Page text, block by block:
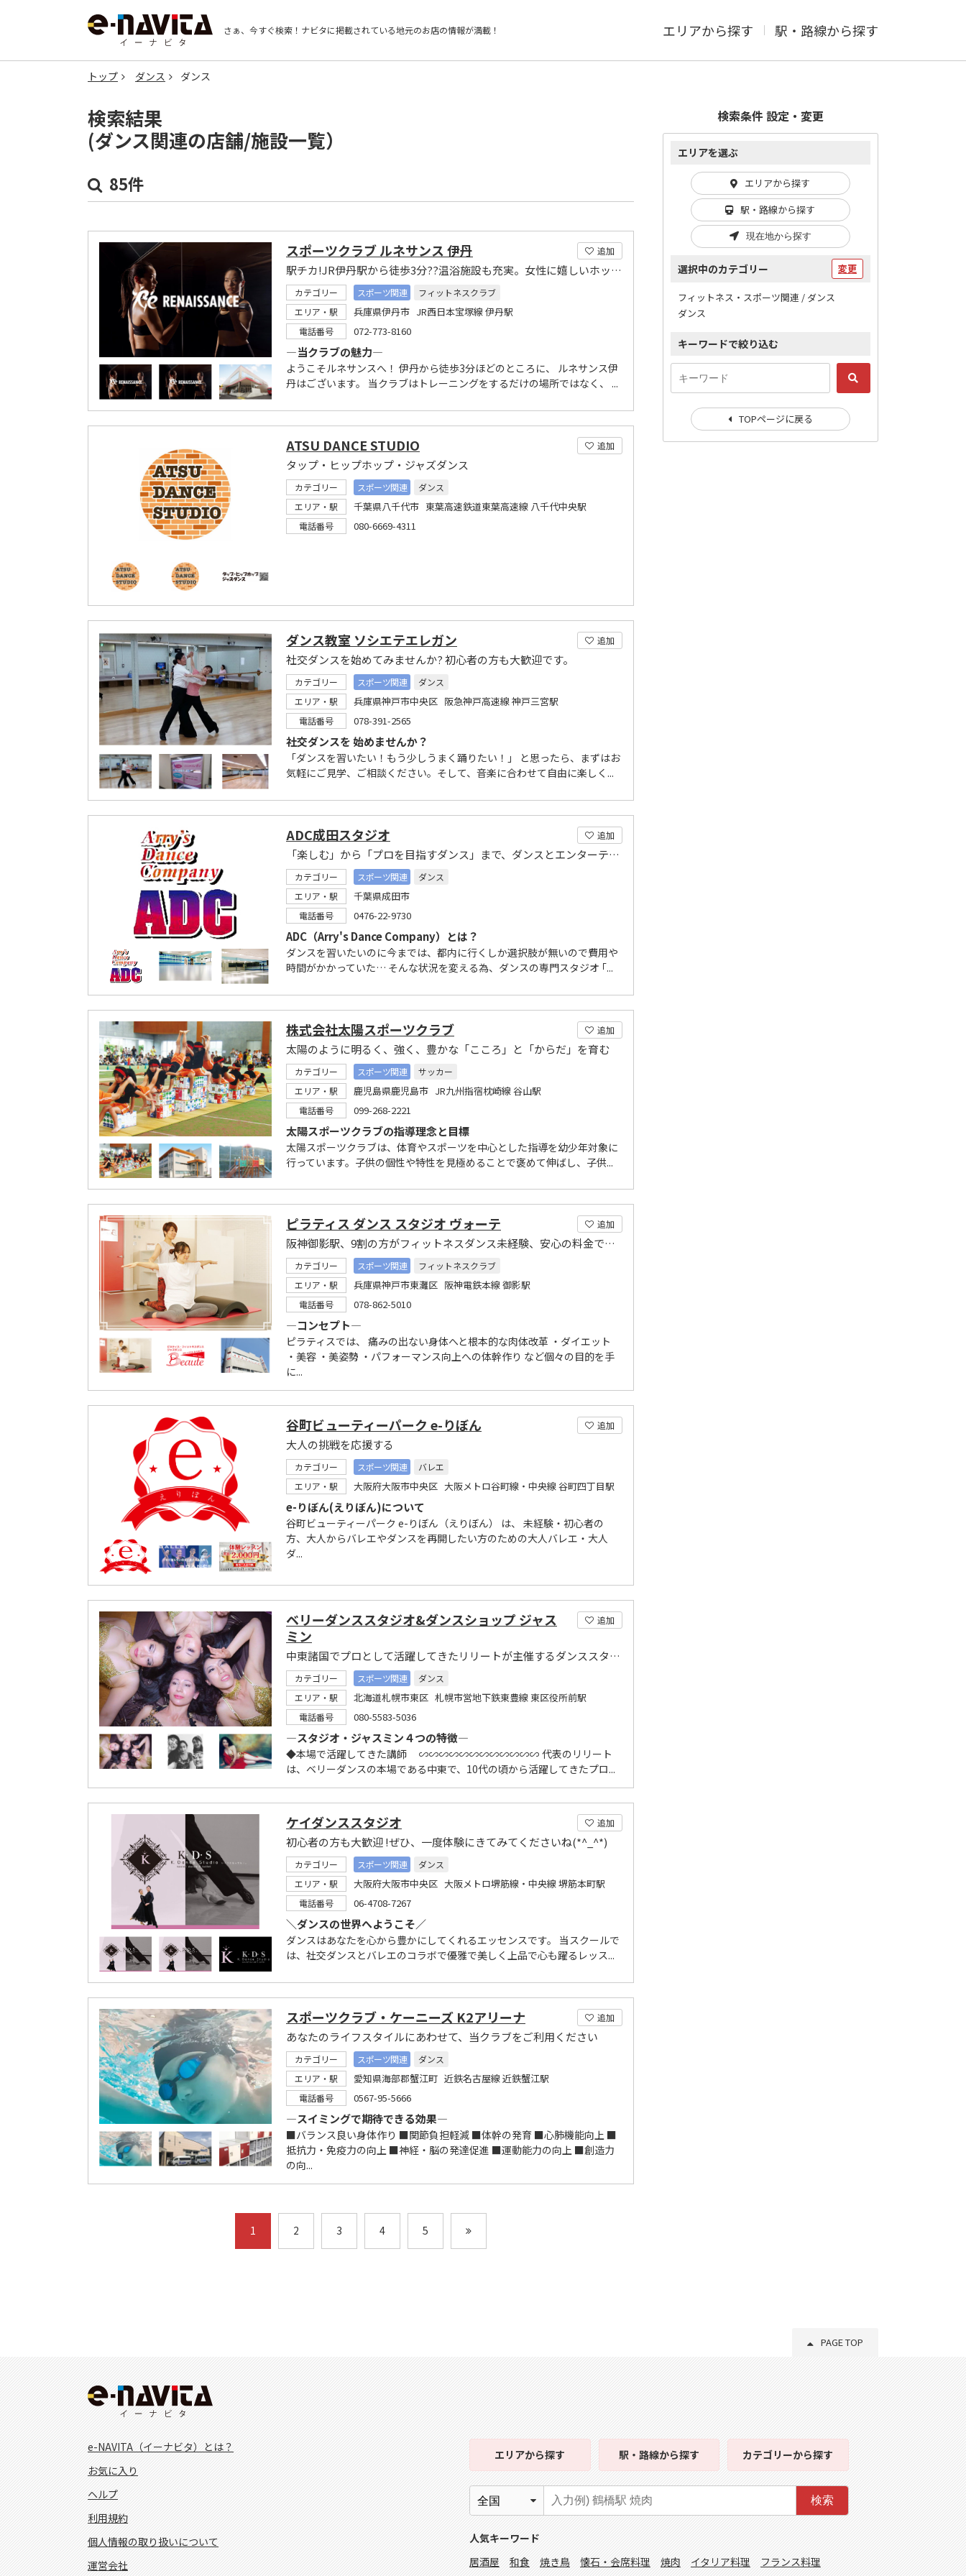
さぁ、今すぐ検索！ ナビタに掲載されている地元のお店の情報が満載！ エリアから探す 駅・路線から探す
トップ ダンス ダンス
検索結果
(ダンス関連の店舗/施設一覧）
85件
追加
スポーツクラブ ルネサンス 伊丹
駅チカ!JR伊丹駅から徒歩3分??温浴施設も充実。女性に嬉しいホットヨガスタジオも完備!!
カテゴリー スポーツ関連
フィットネスクラブ
エリア・駅
兵庫県伊丹市 JR西日本宝塚線 伊丹駅
電話番号 072-773-8160
―当クラブの魅力―
ようこそルネサンスへ！ 伊丹から徒歩3分ほどのところに、 ルネサンス伊
丹はございます。 当クラブはトレーニングをするだけの場所ではなく、 ...
追加
ATSU DANCE STUDIO
タップ・ヒップホップ・ジャズダンス
カテゴリー スポーツ関連
ダンス
エリア・駅
千葉県八千代市 東葉高速鉄道東葉高速線 八千代中央駅
電話番号 080-6669-4311
追加
ダンス教室 ソシエテエレガン
社交ダンスを始めてみませんか? 初心者の方も大歓迎です。
カテゴリー スポーツ関連
ダンス
エリア・駅
兵庫県神戸市中央区 阪急神戸高速線 神戸三宮駅
電話番号 078-391-2565
社交ダンスを 始めませんか？
「ダンスを習いたい！もう少しうまく踊りたい！」 と思ったら、まずはお
気軽にご見学、ご相談ください。そして、音楽に合わせて自由に楽しく...
追加
ADC成田スタジオ
「楽しむ」から「プロを目指すダンス」まで、ダンスとエンターテイメントを発信しています。
カテゴリー スポーツ関連
ダンス
エリア・駅
千葉県成田市
電話番号 0476-22-9730
ADC（Arry's Dance Company）とは？
ダンスを習いたいのに今までは、都内に行くしか選択肢が無いので費用や
時間がかかっていた… そんな状況を変える為、ダンスの専門スタジオ ｢...
追加
株式会社太陽スポーツクラブ
太陽のように明るく、強く、豊かな「こころ」と「からだ」を育む
カテゴリー スポーツ関連
サッカー
エリア・駅
鹿児島県鹿児島市 JR九州指宿枕崎線 谷山駅
電話番号 099-268-2221
太陽スポーツクラブの指導理念と目標
太陽スポーツクラブは、体育やスポーツを中心とした指導を幼少年対象に
行っています。子供の個性や特性を見極めることで褒めて伸ばし、子供...
追加
ピラティス ダンス スタジオ ヴォーテ
阪神御影駅、9割の方がフィットネスダンス未経験、安心の料金でピラティスのみの受講OKです!
カテゴリー スポーツ関連
フィットネスクラブ
エリア・駅
兵庫県神戸市東灘区 阪神電鉄本線 御影駅
電話番号 078-862-5010
―コンセプト―
ピラティスでは、 痛みの出ない身体へと根本的な肉体改革 ・ダイエット
・美容 ・美姿勢 ・パフォーマンス向上への体幹作り など個々の目的を手
に...
追加
谷町ビューティーパーク e-りぼん
大人の挑戦を応援する
カテゴリー スポーツ関連
バレエ
エリア・駅
大阪府大阪市中央区 大阪メトロ谷町線・中央線 谷町四丁目駅
e-りぼん(えりぼん)について
谷町ビューティーパーク e-りぼん（えりぼん） は、 未経験・初心者の
方、大人からバレエやダンスを再開したい方のための大人バレエ・大人
ダ...
追加
ベリーダンススタジオ&ダンスショップ ジャス
ミン
中東諸国でプロとして活躍してきたリリートが主催するダンススタジオ
カテゴリー スポーツ関連
ダンス
エリア・駅
北海道札幌市東区 札幌市営地下鉄東豊線 東区役所前駅
電話番号 080-5583-5036
―スタジオ・ジャスミン４つの特徴―
◆本場で活躍してきた講師 ∽∽∽∽∽∽∽∽∽∽∽∽ 代表のリリート
は、ベリーダンスの本場である中東で、10代の頃から活躍してきたプロ...
追加
ケイダンススタジオ
初心者の方も大歓迎 !ぜひ、一度体験にきてみてくださいね(*^_^*)
カテゴリー スポーツ関連
ダンス
エリア・駅
大阪府大阪市中央区 大阪メトロ堺筋線・中央線 堺筋本町駅
電話番号 06-4708-7267
＼ダンスの世界へようこそ／
ダンスはあなたを心から豊かにしてくれるエッセンスです。 当スクールで
は、社交ダンスとバレエのコラボで優雅で美しく上品で心も躍るレッス...
追加
スポーツクラブ・ケーニーズ K2アリーナ
あなたのライフスタイルにあわせて、当クラブをご利用ください
カテゴリー スポーツ関連
ダンス
エリア・駅
愛知県海部郡蟹江町 近鉄名古屋線 近鉄蟹江駅
電話番号 0567-95-5666
―スイミングで期待できる効果―
■バランス良い身体作り ■関節負担軽減 ■体幹の発育 ■心肺機能向上 ■
抵抗力・免疫力の向上 ■神経・脳の発達促進 ■運動能力の向上 ■創造力
の向...
1 2 3 4 5
検索条件 設定・変更
エリアを選ぶ
エリアから探す
駅・路線から探す
現在地から探す
選択中のカテゴリー 変更
フィットネス・スポーツ関連 / ダンス
ダンス
キーワードで絞り込む
TOPページに戻る
PAGE TOP
e-NAVITA（イーナビタ）とは？
お気に入り
ヘルプ
利用規約
個人情報の取り扱いについて
運営会社
エリアから探す 駅・路線から探す カテゴリーから探す
検索
人気キーワード
居酒屋
和食 焼き鳥 懐石・会席料理 焼肉 イタリア料理 フランス料理